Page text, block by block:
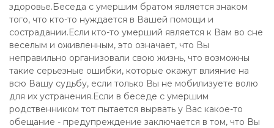
здоровье.Беседа с умершим братом является знаком
того, что кто-то нуждается в Вашей помощи и
сострадании.Если кто-то умерший является к Вам во сне
веселым и оживленным, это означает, что Вы
неправильно организовали свою жизнь, что возможны
такие серьезные ошибки, которые окажут влияние на
всю Вашу судьбу, если только Вы не мобилизуете волю
для их устранения.Если в беседе с умершим
родственником тот пытается вырвать у Вас какое-то
обещание - предупреждение заключается в том, что Вы